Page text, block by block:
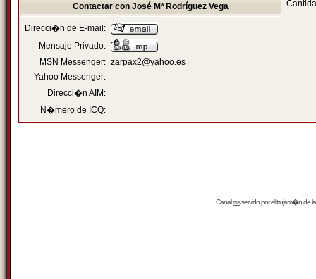
Contactar con José Mª Rodríguez Vega
Direcci�n de E-mail:
Mensaje Privado:
MSN Messenger: zarpax2@yahoo.es
Yahoo Messenger:
Direcci�n AIM:
N�mero de ICQ:
Canalrssservido por eltrujam�nde